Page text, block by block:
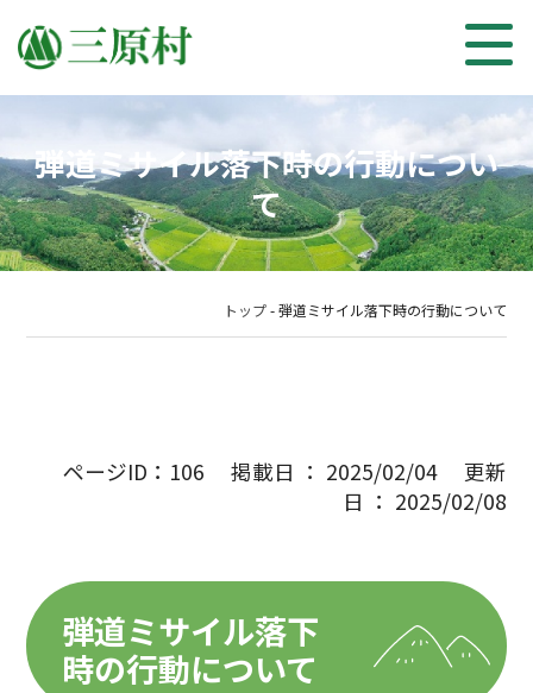
弾道ミサイル落下時の行動につい
て
トップ-弾道ミサイル落下時の行動について
ページID：106 掲載日 ： 2025/02/04 更新
日 ： 2025/02/08
弾道ミサイル落下
時の行動について